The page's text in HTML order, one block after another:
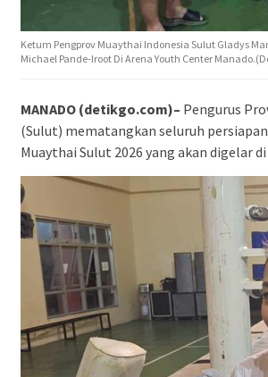
Ketum Pengprov Muaythai Indonesia Sulut Gladys
Michael Pande-Iroot Di Arena Youth Center
MANADO (detikgo.com)– Pengurus
(Sulut) mematangkan seluruh
Muaythai Sulut 2026 yang akan digelar